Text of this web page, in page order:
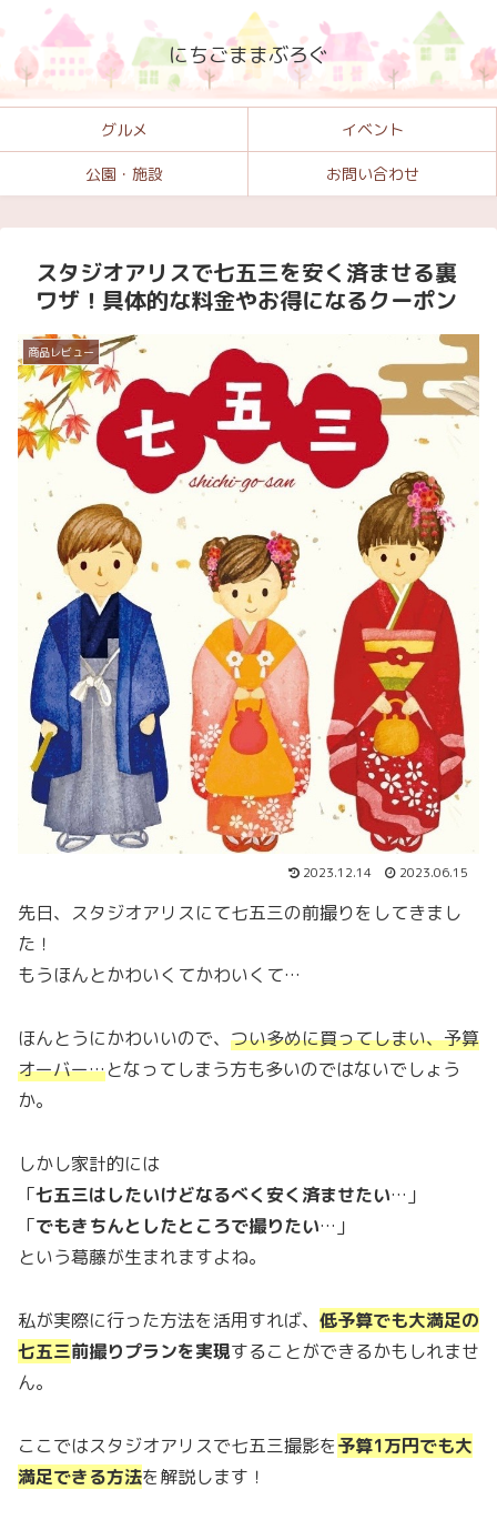
にちごままぶろぐ
グルメ イベント
公園・施設 お問い合わせ
スタジオアリスで七五三を安く済ませる裏
ワザ！具体的な料金やお得になるクーポン
商品レビュー
2023.12.14 2023.06.15
先日、スタジオアリスにて七五三の前撮りをしてきまし
た！
もうほんとかわいくてかわいくて…
ほんとうにかわいいので、 つい多めに買ってしまい、予算
オーバー…となってしまう方も多いのではないでしょう
か。
しかし家計的には
「七五三はしたいけどなるべく安く済ませたい…」
「でもきちんとしたところで撮りたい…」
という葛藤が生まれますよね。
私が実際に行った方法を活用すれば、 低予算でも大満足の
七五三前撮りプランを実現することができるかもしれませ
ん。
ここではスタジオアリスで七五三撮影を予算1万円でも大
満足できる方法を解説します！